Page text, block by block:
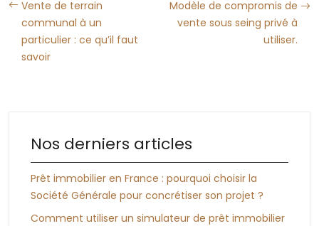
Vente de terrain
communal à un
particulier : ce qu’il faut
savoir
Modèle de compromis de
vente sous seing privé à
utiliser.
Nos derniers articles
Prêt immobilier en France : pourquoi choisir la
Société Générale pour concrétiser son projet ?
Comment utiliser un simulateur de prêt immobilier